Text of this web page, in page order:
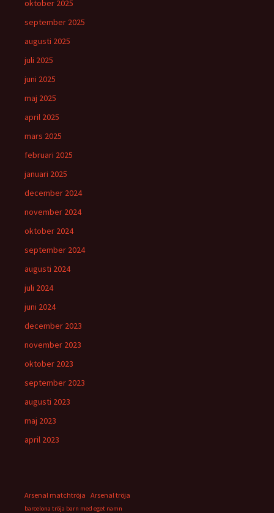
oktober 2025
september 2025
augusti 2025
juli 2025
juni 2025
maj 2025
april 2025
mars 2025
februari 2025
januari 2025
december 2024
november 2024
oktober 2024
september 2024
augusti 2024
juli 2024
juni 2024
december 2023
november 2023
oktober 2023
september 2023
augusti 2023
maj 2023
april 2023
Arsenal matchtröja Arsenal tröja
barcelona tröja barn med eget namn